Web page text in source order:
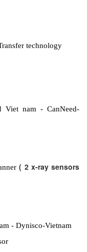
technology
Viet nam - CanNeed-
( 2 x-ray sensors
- Dynisco-Vietnam